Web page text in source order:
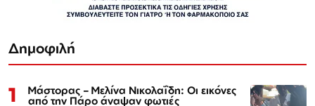
Δημοφιλή
1 Μάστορας – Μελίνα Νικολαΐδη: Οι εικόνες
από την Πάρο άναψαν φωτιές